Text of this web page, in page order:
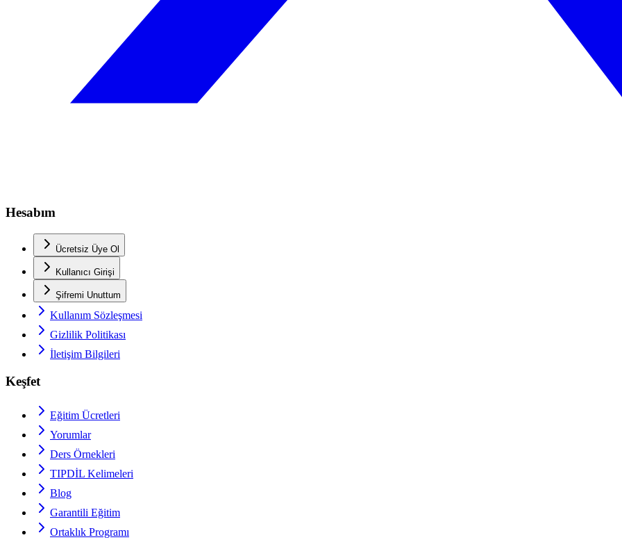
Hesabım
Ücretsiz Üye Ol
Kullanıcı Girişi
Şifremi Unuttum
Kullanım Sözleşmesi
Gizlilik Politikası
İletişim Bilgileri
Keşfet
Eğitim Ücretleri
Yorumlar
Ders Örnekleri
TIPDİL Kelimeleri
Blog
Garantili Eğitim
Ortaklık Programı